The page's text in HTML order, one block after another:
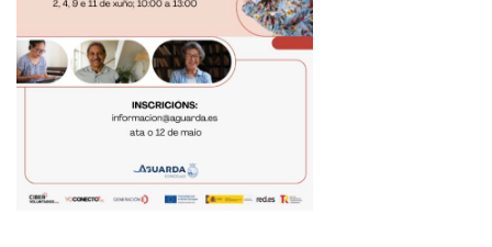
VERÁN